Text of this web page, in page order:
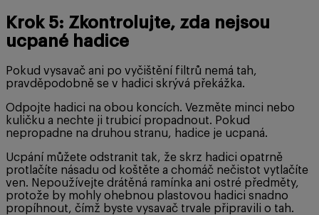
Krok 5: Zkontrolujte, zda nejsou
ucpané hadice
Pokud vysavač ani po vyčištění filtrů nemá tah,
pravděpodobně se v hadici skrývá překážka.
Odpojte hadici na obou koncích. Vezměte minci nebo
kuličku a nechte ji trubicí propadnout. Pokud
nepropadne na druhou stranu, hadice je ucpaná.
Ucpání můžete odstranit tak, že skrz hadici opatrně
protlačíte násadu od koštěte a chomáč nečistot vytlačíte
ven. Nepoužívejte drátěná ramínka ani ostré předměty,
protože by mohly ohebnou plastovou hadici snadno
propíhnout, čímž byste vysavač trvale připravili o tah.